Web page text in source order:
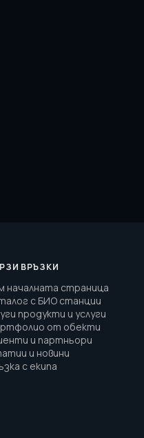
ВРЪЗКИ
началната страница
с БИО станции
продукти и услуги
от обекти
и партньори
и новини
с екипа